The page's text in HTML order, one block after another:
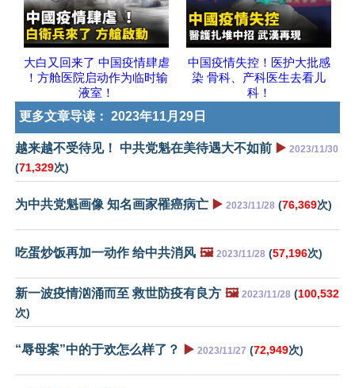
大白又回来了 中国疫情肆虐
！方舱医院启动作为临时输
液室！
中国疫情失控！医护大批感
染 骨科、产科医生去看儿
科！
更多文章导读： 2023年11月29日
越来越不受待见！ 中共党魁在美待遇大不如前 ▶️ 2023/11/30
(71,329次)
为中共党魁画像 知名画家罹癌病亡 ▶️ 2023/11/28 (76,369次)
吃蛋炒饭再加一动作 给中共消风 🖼️ 2023/11/28 (57,196次)
新一波疫情汹涌而至 救世防疫有良方 🖼️ 2023/11/28 (100,532
次)
“辱母案”中的于欢怎么样了？ ▶️ 2023/11/27 (72,949次)